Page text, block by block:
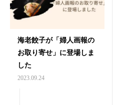
海老餃子が「婦人画報の
お取り寄せ」に登場しま
した
2023.09.24